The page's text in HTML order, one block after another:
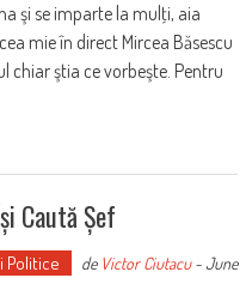
şi se imparte la mulţi, aia
mie în direct Mircea Băsescu
chiar ştia ce vorbeşte. Pentru
Caută Șef
Politice de Victor Ciutacu-June